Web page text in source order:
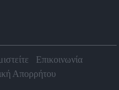
Επικοινωνία
Απορρήτου